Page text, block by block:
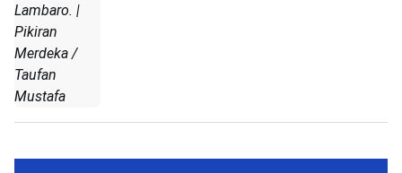
Lambaro. |
Pikiran
Merdeka /
Taufan
Mustafa